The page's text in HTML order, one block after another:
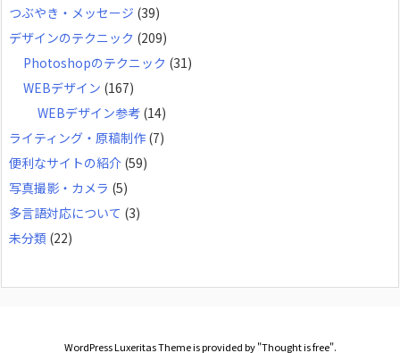
つぶやき・メッセージ (39)
デザインのテクニック (209)
Photoshopのテクニック (31)
WEBデザイン (167)
WEBデザイン参考 (14)
ライティング・原稿制作 (7)
便利なサイトの紹介 (59)
写真撮影・カメラ (5)
多言語対応について (3)
未分類 (22)
WordPress Luxeritas Theme is provided by "Thought is free".